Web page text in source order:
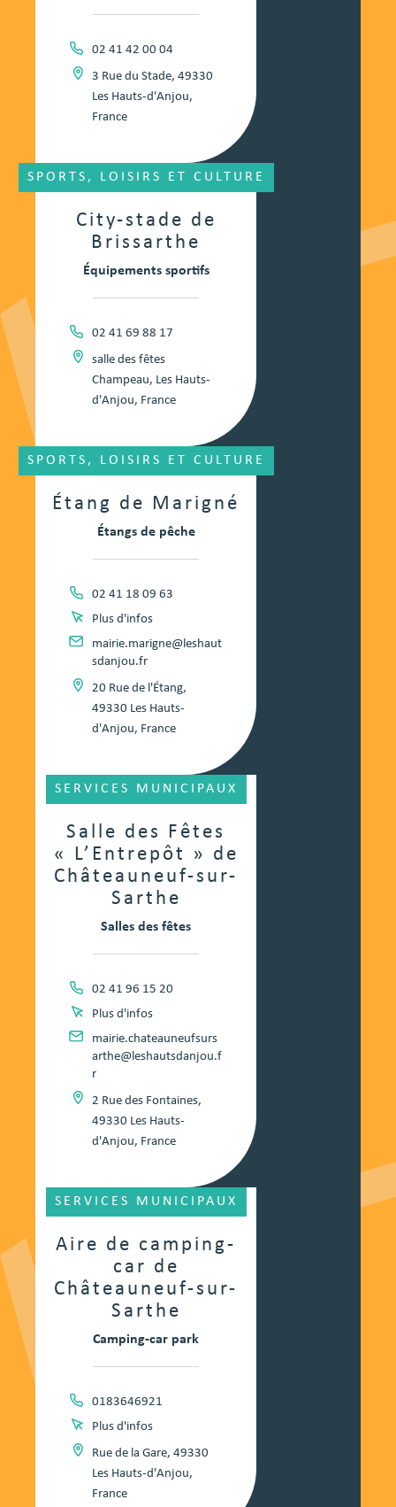
02 41 42 00 04
3 Rue du Stade, 49330
Les Hauts-d'Anjou,
France
City-stade de
Brissarthe
SPORTS, LOISIRS ET CULTURE
Équipements sportifs
02 41 69 88 17
salle des fêtes
Champeau, Les Hauts-
d'Anjou, France
Étang de Marigné
SPORTS, LOISIRS ET CULTURE
Étangs de pêche
02 41 18 09 63
Plus d'infos
mairie.marigne@leshaut
sdanjou.fr
20 Rue de l'Étang,
49330 Les Hauts-
d'Anjou, France
Salle des Fêtes
« L’Entrepôt » de
Châteauneuf-sur-
Sarthe
SERVICES MUNICIPAUX
Salles des fêtes
02 41 96 15 20
Plus d'infos
mairie.chateauneufsurs
arthe@leshautsdanjou.f
r
2 Rue des Fontaines,
49330 Les Hauts-
d'Anjou, France
Aire de camping-
car de
Châteauneuf-sur-
Sarthe
SERVICES MUNICIPAUX
Camping-car park
0183646921
Plus d'infos
Rue de la Gare, 49330
Les Hauts-d'Anjou,
France